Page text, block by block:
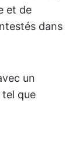
et de
dans
un
que